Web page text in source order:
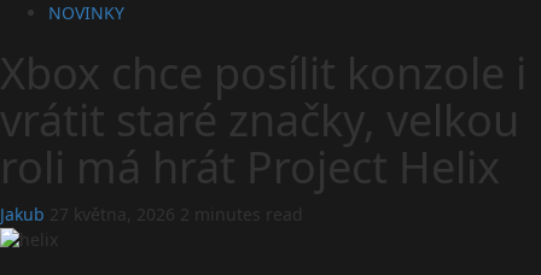
NOVINKY
Xbox chce posílit konzole i
vrátit staré značky, velkou
roli má hrát Project Helix
Jakub 27 května, 2026 2 minutes read